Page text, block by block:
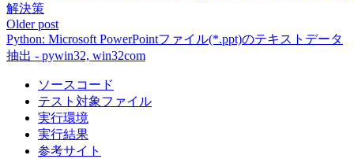
解決策
Older post
Python: Microsoft PowerPointファイル(*.ppt)のテキストデータ
抽出 - pywin32, win32com
ソースコード
テスト対象ファイル
実行環境
実行結果
参考サイト